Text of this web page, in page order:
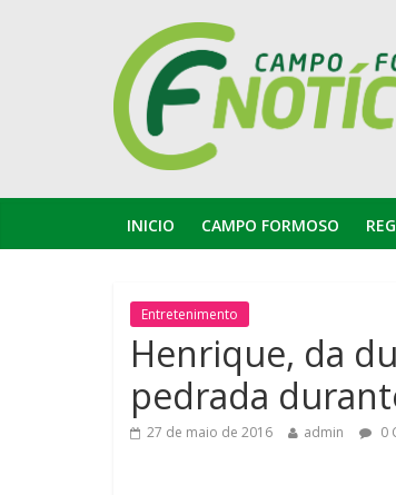
INICIO CAMPO FORMOSO
Entretenimento
Henrique, da
pedrada
27 de maio de 2016 admin 0